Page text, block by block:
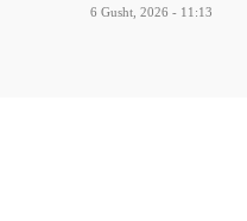
6 Gusht, 2026 - 11:13